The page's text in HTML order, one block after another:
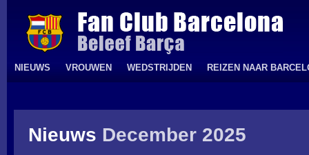
NIEUWS VROUWEN WEDSTRIJDEN REIZEN NAAR
Nieuws December 2025